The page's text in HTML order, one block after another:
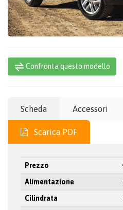
Confronta questo modello
Scheda Accessori
Scarica PDF
Prezzo
Alimentazione
Cilindrata